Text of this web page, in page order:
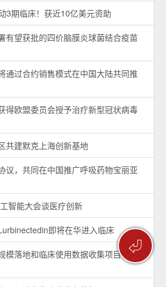
⏎
3期临床！获近10亿美元资助
有望获批的四价脑膜炎球菌结合疫苗
通过合约销售模式在中国大陆共同推
得欧盟委员会授予治疗新型冠状病毒
共建默克上海创新基地
议，共同在中国推广呼吸药物宝丽亚
智能大会谈医疗创新
即将在华进入临床
模落地和临床使用数据收集项目在博